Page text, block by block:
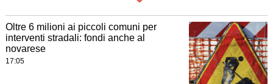
Oltre 6 milioni ai piccoli comuni per
interventi stradali: fondi anche al
novarese
17:05